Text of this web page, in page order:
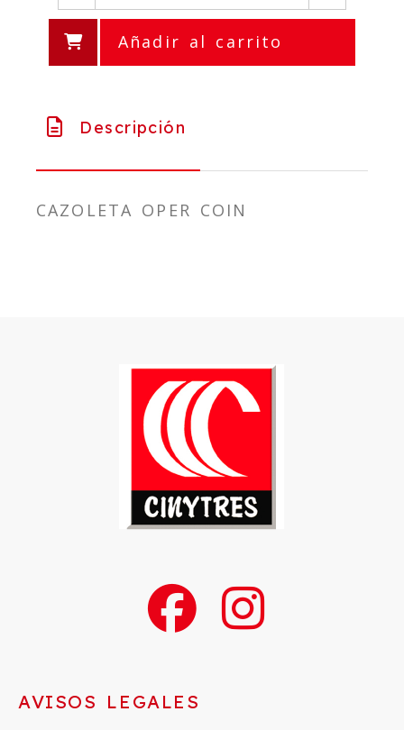
Añadir al carrito
Descripción
CAZOLETA OPER COIN
AVISOS LEGALES